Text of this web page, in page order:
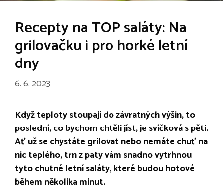
Recepty na TOP saláty: Na
grilovačku i pro horké letní
dny
6. 6. 2023
Když teploty stoupají do závratných výšin, to
poslední, co bychom chtěli jíst, je svíčková s pěti.
Ať už se chystáte grilovat nebo nemáte chuť na
nic teplého, trn z paty vám snadno vytrhnou
tyto chutné letní saláty, které budou hotové
během několika minut.